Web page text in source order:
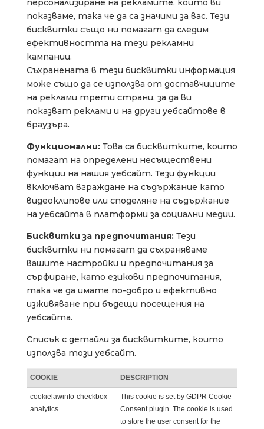
персонализиране на рекламите, които ви
показваме, така че да са значими за вас. Тези
бисквитки също ни помагат да следим
ефективността на тези рекламни
кампании.
Съхранената в тези бисквитки информация
може също да се използва от доставчиците
на реклами трети страни, за да ви
показват реклами и на други уебсайтове в
браузъра.
Функционални:Това са бисквитките, които
помагат на определени несъществени
функции на нашия уебсайт. Тези функции
включват вграждане на съдържание като
видеоклипове или споделяне на съдържание
на уебсайта в платформи за социални медии.
Бисквитки за предпочитания:Тези
бисквитки ни помагат да съхраняваме
вашите настройки и предпочитания за
сърфиране, като езикови предпочитания,
така че да имате по-добро и ефективно
изживяване при бъдещи посещения на
уебсайта.
Списък с детайли за бисквитките, които
използва този уебсайт.
COOKIE DESCRIPTION
cookielawinfo-checkbox-
analytics
This cookie is set by GDPR Cookie
Consent plugin. The cookie is used
to store the user consent for the